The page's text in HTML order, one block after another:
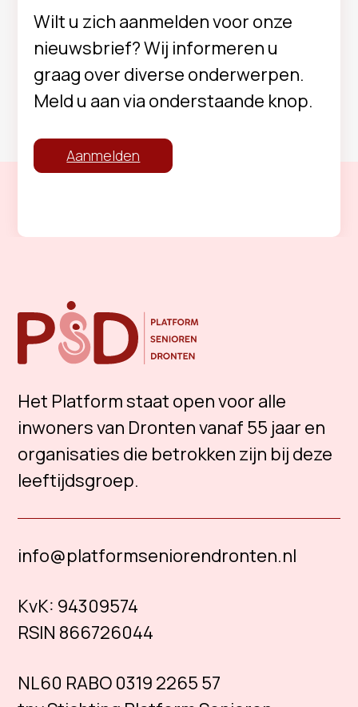
Wilt u zich aanmelden voor onze
nieuwsbrief? Wij informeren u
graag over diverse onderwerpen.
Meld u aan via onderstaande knop.
Aanmelden
Het Platform staat open voor alle
inwoners van Dronten vanaf 55 jaar en
organisaties die betrokken zijn bij deze
leeftijdsgroep.
info@platformseniorendronten.nl
KvK: 94309574
RSIN 866726044
NL60 RABO 0319 2265 57